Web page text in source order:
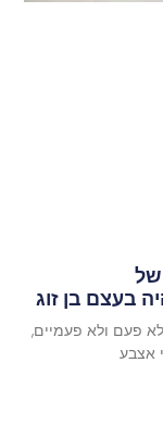
של
בעצם בן זוג
פעם ולא פעמיים,
אצבע